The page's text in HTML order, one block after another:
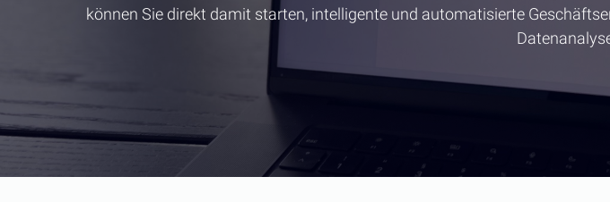
können Sie direkt damit starten, intelligente und automatisierte